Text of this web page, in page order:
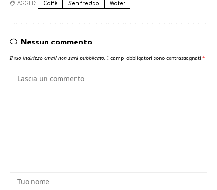
TAGGED: Caffè Semifreddo Wafer
Nessun commento
Il tuo indirizzo email non sarà pubblicato. I campi obbligatori sono contrassegnati *